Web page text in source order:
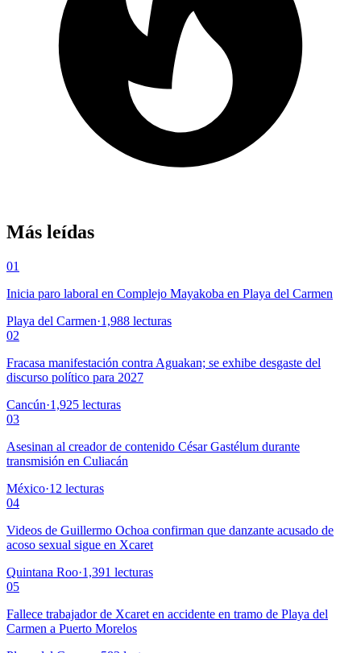
Más leídas
01
Inicia paro laboral en Complejo Mayakoba en Playa del Carmen
Playa del Carmen·1,988 lecturas
02
Fracasa manifestación contra Aguakan; se exhibe desgaste del
discurso político para 2027
Cancún·1,925 lecturas
03
Asesinan al creador de contenido César Gastélum durante
transmisión en Culiacán
México·12 lecturas
04
Videos de Guillermo Ochoa confirman que danzante acusado de
acoso sexual sigue en Xcaret
Quintana Roo·1,391 lecturas
05
Fallece trabajador de Xcaret en accidente en tramo de Playa del
Carmen a Puerto Morelos